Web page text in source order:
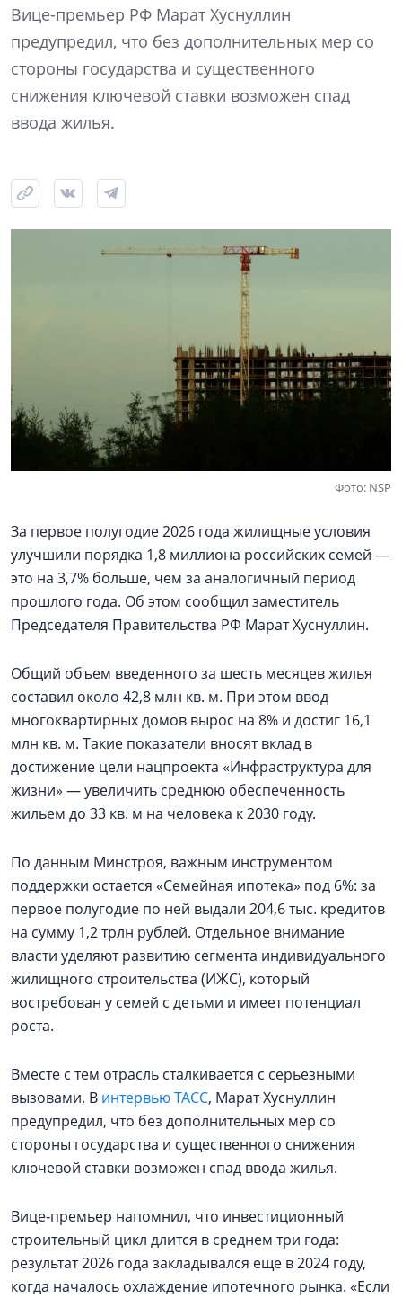
Вице-премьер РФ Марат Хуснуллин
предупредил, что без дополнительных мер со
стороны государства и существенного
снижения ключевой ставки возможен спад
ввода жилья.
Фото: NSP
За первое полугодие 2026 года жилищные условия
улучшили порядка 1,8 миллиона российских семей —
это на 3,7% больше, чем за аналогичный период
прошлого года. Об этом сообщил заместитель
Председателя Правительства РФ Марат Хуснуллин.
Общий объем введенного за шесть месяцев жилья
составил около 42,8 млн кв. м. При этом ввод
многоквартирных домов вырос на 8% и достиг 16,1
млн кв. м. Такие показатели вносят вклад в
достижение цели нацпроекта «Инфраструктура для
жизни» — увеличить среднюю обеспеченность
жильем до 33 кв. м на человека к 2030 году.
По данным Минстроя, важным инструментом
поддержки остается «Семейная ипотека» под 6%: за
первое полугодие по ней выдали 204,6 тыс. кредитов
на сумму 1,2 трлн рублей. Отдельное внимание
власти уделяют развитию сегмента индивидуального
жилищного строительства (ИЖС), который
востребован у семей с детьми и имеет потенциал
роста.
Вместе с тем отрасль сталкивается с серьезными
вызовами. В интервью ТАСС, Марат Хуснуллин
предупредил, что без дополнительных мер со
стороны государства и существенного снижения
ключевой ставки возможен спад ввода жилья.
Вице‑премьер напомнил, что инвестиционный
строительный цикл длится в среднем три года:
результат 2026 года закладывался еще в 2024 году,
когда началось охлаждение ипотечного рынка. «Если